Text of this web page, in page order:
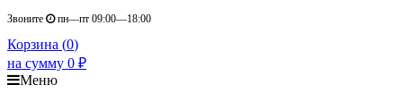
Звоните
пн—пт 09:00—18:00
Корзина (0)
на сумму 0 ₽
Меню